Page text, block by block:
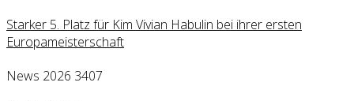
Starker 5. Platz für Kim Vivian Habulin bei ihrer ersten
Europameisterschaft
News 2026 3407